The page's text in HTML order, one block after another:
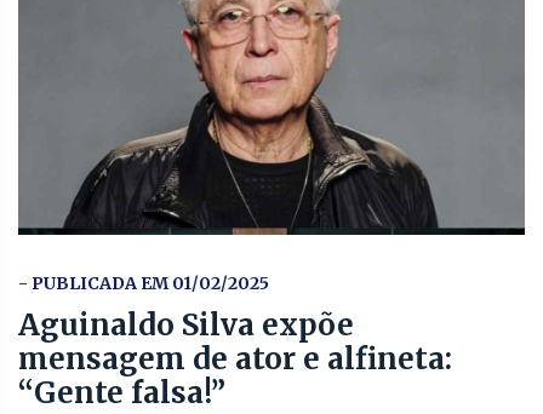
- PUBLICADA EM 01/02/2025
Aguinaldo Silva expõe
mensagem de ator e alfineta:
“Gente falsa!”